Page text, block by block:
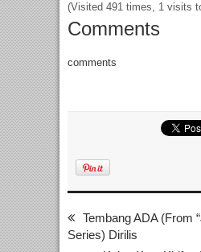
(Visited 491 times, 1 visits
Comments
comments
Tembang ADA (From
Series) Dirilis